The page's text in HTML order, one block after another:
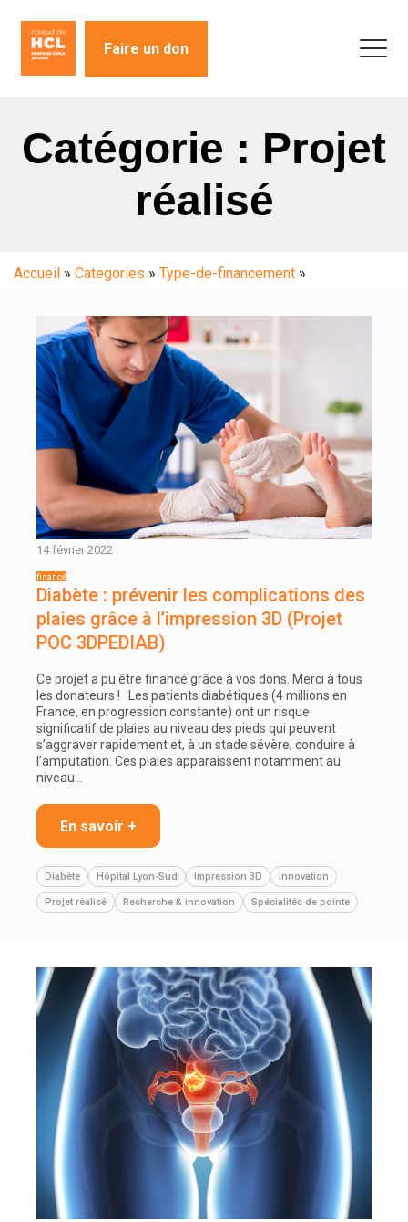
Faire un don
Catégorie : Projet
réalisé
Accueil » Categories » Type-de-financement »
14 février 2022
Diabète : prévenir les complications des
plaies grâce à l’impression 3D (Projet
POC 3DPEDIAB)
Ce projet a pu être financé grâce à vos dons. Merci à tous
les donateurs ! Les patients diabétiques (4 millions en
France, en progression constante) ont un risque
significatif de plaies au niveau des pieds qui peuvent
s’aggraver rapidement et, à un stade sévère, conduire à
l’amputation. Ces plaies apparaissent notamment au
niveau…
En savoir +
Diabète Hôpital Lyon-Sud Impression 3D Innovation
Projet réalisé Recherche & innovation Spécialités de pointe